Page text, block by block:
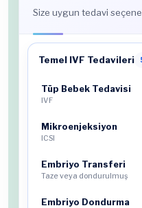
Size uygun tedavi
Temel IVF Tedavileri
Tüp Bebek Tedavisi
IVF
Mikroenjeksiyon
ICSI
Embriyo Transferi
Taze veya dondurulmuş
Embriyo Dondurma